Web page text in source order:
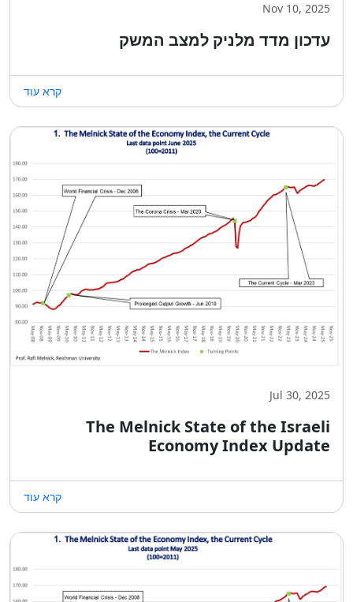
Nov 10, 2025
עדכון מדד מלניק למצב המשק
קרא עוד
Jul 30, 2025
The Melnick State of the Israeli
Economy Index Update
קרא עוד